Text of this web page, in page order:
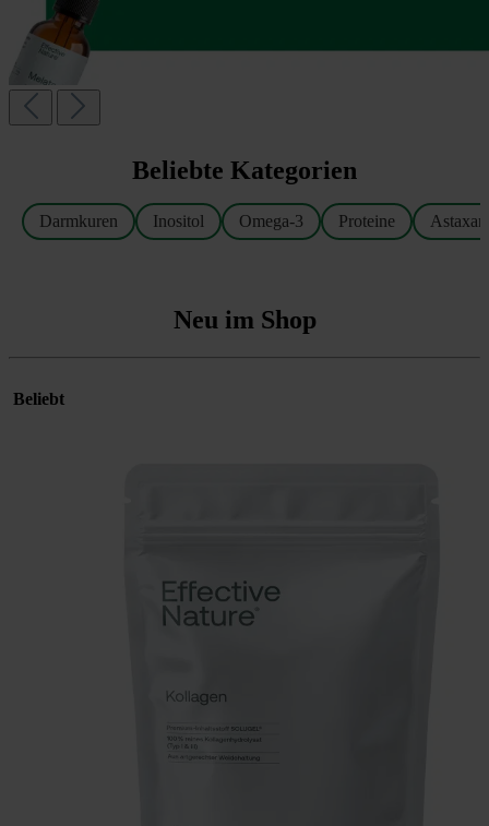
Beliebte Kategorien
Darmkuren Inositol Omega-3 Proteine
Neu im Shop
Beliebt